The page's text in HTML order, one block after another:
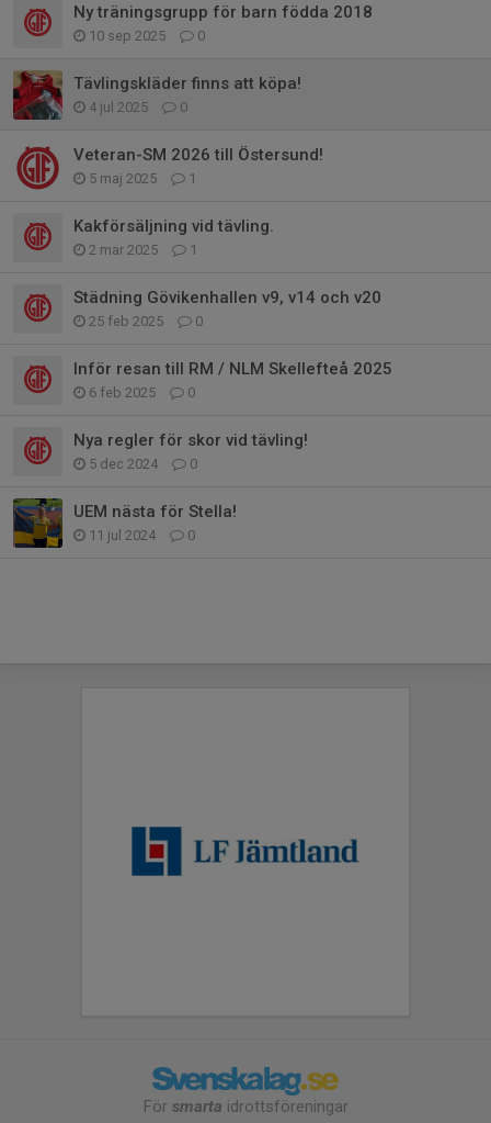
Ny träningsgrupp för barn födda 2018
10 sep 2025 0
Tävlingskläder finns att köpa!
4 jul 2025 0
Veteran-SM 2026 till Östersund!
5 maj 2025 1
Kakförsäljning vid tävling.
2 mar 2025 1
Städning Gövikenhallen v9, v14 och v20
25 feb 2025 0
Inför resan till RM / NLM Skellefteå 2025
6 feb 2025 0
Nya regler för skor vid tävling!
5 dec 2024 0
UEM nästa för Stella!
11 jul 2024 0
För smarta idrottsföreningar